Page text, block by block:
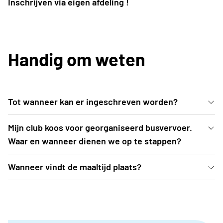
Handig om weten
Tot wanneer kan er ingeschreven worden?
Inschrijven kan uiterlijk t.e.m. vrijdag 5 juni 2026 of
tot zolang de voorraad strekt.
Mijn club koos voor georganiseerd busvervoer.
Waar en wanneer dienen we op te stappen?
De busroutes worden opgemaakt nadat
inschrijvingen zijn afgesloten. Een drietal weken
praktische info, in de mailbox
Wanneer vindt de maaltijd plaats?
Donkmeer in Berlare. Alle gedetailleerde praktische